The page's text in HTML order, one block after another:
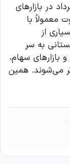
در بازارهای
معمولاً با
از
به سر
سهام،
می‌شوند. همین